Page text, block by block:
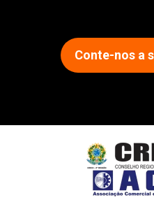
Conte-nos a